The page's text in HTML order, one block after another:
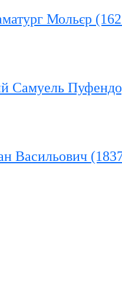
Мольєр
Самуель
Васильович